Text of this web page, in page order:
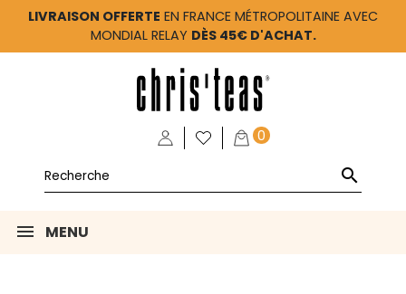
LIVRAISON OFFERTE EN FRANCE MÉTROPOLITAINE AVEC
MONDIAL RELAY DÈS 45€ D'ACHAT.
0

MENU